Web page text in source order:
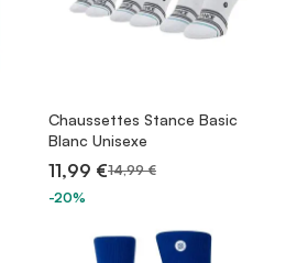
Chaussettes Stance Basic
Blanc Unisexe
11,99 €14,99 €
-20%